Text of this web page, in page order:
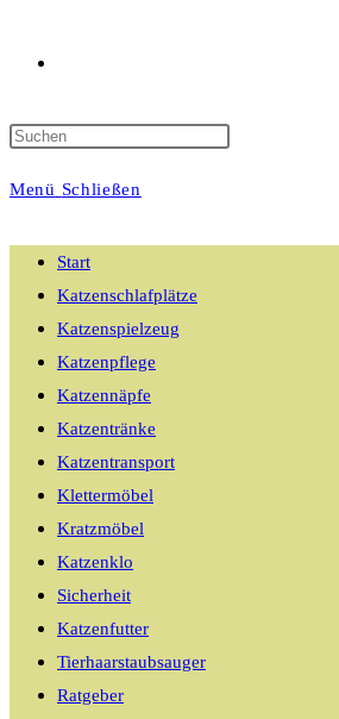
Suche
Menü Schließen
Start
Katzenschlafplätze
Katzenspielzeug
Katzenpflege
Katzennäpfe
Katzentränke
Katzentransport
Klettermöbel
Kratzmöbel
Katzenklo
Sicherheit
Katzenfutter
Tierhaarstaubsauger
Ratgeber